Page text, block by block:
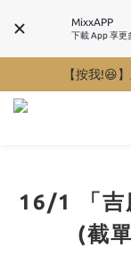
MixxAPP
下載 App 享更
【按我!😆
16/1 「吉
(截